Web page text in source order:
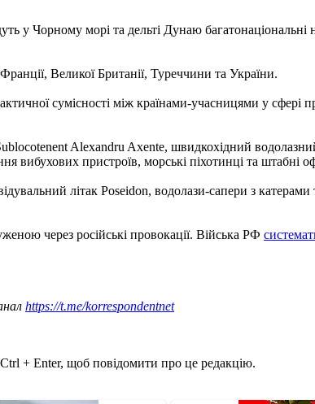
у Чорному морі та дельті Дунаю
Великої Британії, Туреччини та України.
сумісності між країнами-учасницями у сфері
Alexandru Axente, швидкохідний
вибухових пристроїв, морські піхотинці та штабні
літак Poseidon, водолази-сапери з
через російські провокації. Війська РФ
https://t.me/korrespondentnet
+ Enter, щоб повідомити про це редакцію.